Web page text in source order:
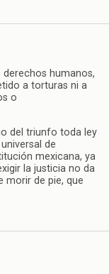
derechos humanos,
a torturas ni a
o
del triunfo toda ley
de
mexicana, ya
la justicia no da
morir de pie, que